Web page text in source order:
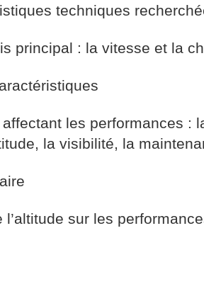
techniques
principal : la vitesse et la
les performances :
la visibilité, la
l’altitude sur les